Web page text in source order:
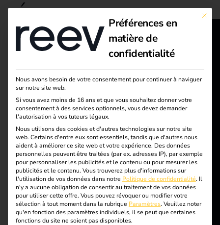
Étique
tte :
Europ
e
Chargement
intelligent, paiement
simple : avec le
terminal de paiement
reev - We
want to
energize a
better future.
Solutions
Client·e·s
Électricien·ne·s qualifié·e·s
Partenaires
Produits
This
Préférences en
matière de
confidentialité
Nous avons besoin de votre consentement pour continuer à naviguer
sur notre site web.
Si vous avez moins de 16 ans et que vous souhaitez donner votre
consentement à des services optionnels, vous devez demander
l'autorisation à vos tuteurs légaux.
Nous utilisons des cookies et d'autres technologies sur notre site
web. Certains d'entre eux sont essentiels, tandis que d'autres nous
aident à améliorer ce site web et votre expérience. Des données
personnelles peuvent être traitées (par ex. adresses IP), par exemple
pour personnaliser les publicités et le contenu ou pour mesurer les
publicités et le contenu. Vous trouverez plus d'informations sur
l'utilisation de vos données dans notre Politique de confidentialité. Il
n'y a aucune obligation de consentir au traitement de vos données
pour utiliser cette offre. Vous pouvez révoquer ou modifier votre
sélection à tout moment dans la rubrique Paramètres. Veuillez noter
qu'en fonction des paramètres individuels, il se peut que certaines
fonctions du site ne soient pas disponibles.